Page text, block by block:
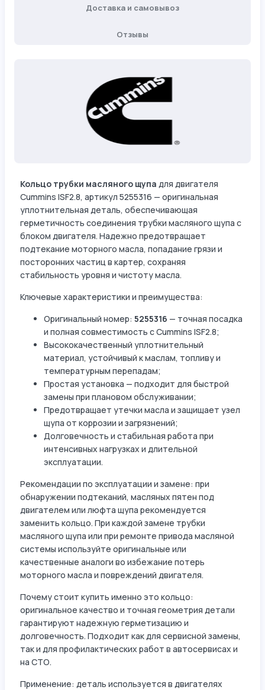
Доставка и самовывоз
Отзывы
Кольцо трубки масляного щупа для двигателя
Cummins ISF2.8, артикул 5255316 — оригинальная
уплотнительная деталь, обеспечивающая
герметичность соединения трубки масляного щупа с
блоком двигателя. Надежно предотвращает
подтекание моторного масла, попадание грязи и
посторонних частиц в картер, сохраняя
стабильность уровня и чистоту масла.
Ключевые характеристики и преимущества:
Оригинальный номер: 5255316 — точная посадка
и полная совместимость с Cummins ISF2.8;
Высококачественный уплотнительный
материал, устойчивый к маслам, топливу и
температурным перепадам;
Простая установка — подходит для быстрой
замены при плановом обслуживании;
Предотвращает утечки масла и защищает узел
щупа от коррозии и загрязнений;
Долговечность и стабильная работа при
интенсивных нагрузках и длительной
эксплуатации.
Рекомендации по эксплуатации и замене: при
обнаружении подтеканий, масляных пятен под
двигателем или люфта щупа рекомендуется
заменить кольцо. При каждой замене трубки
масляного щупа или при ремонте привода масляной
системы используйте оригинальные или
качественные аналоги во избежание потерь
моторного масла и повреждений двигателя.
Почему стоит купить именно это кольцо:
оригинальное качество и точная геометрия детали
гарантируют надежную герметизацию и
долговечность. Подходит как для сервисной замены,
так и для профилактических работ в автосервисах и
на СТО.
Применение: деталь используется в двигателях